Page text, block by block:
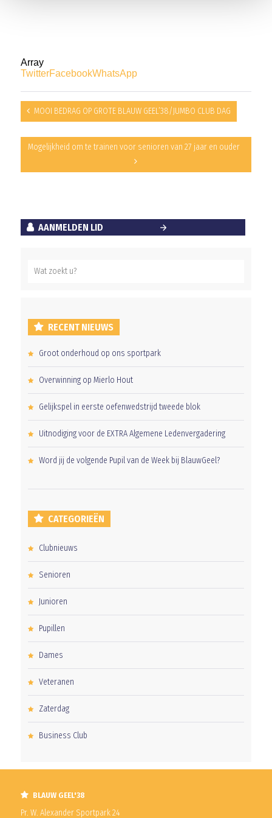
Array
TwitterFacebookWhatsApp
MOOI BEDRAG OP GROTE BLAUW GEEL’38/JUMBO CLUB DAG
Mogelijkheid om te trainen voor senioren van 27 jaar en ouder
AANMELDEN LID
RECENT NIEUWS
Groot onderhoud op ons sportpark
Overwinning op Mierlo Hout
Gelijkspel in eerste oefenwedstrijd tweede blok
Uitnodiging voor de EXTRA Algemene Ledenvergadering
Word jij de volgende Pupil van de Week bij BlauwGeel?
CATEGORIEËN
Clubnieuws
Senioren
Junioren
Pupillen
Dames
Veteranen
Zaterdag
Business Club
BLAUW GEEL'38
Pr. W. Alexander Sportpark 24